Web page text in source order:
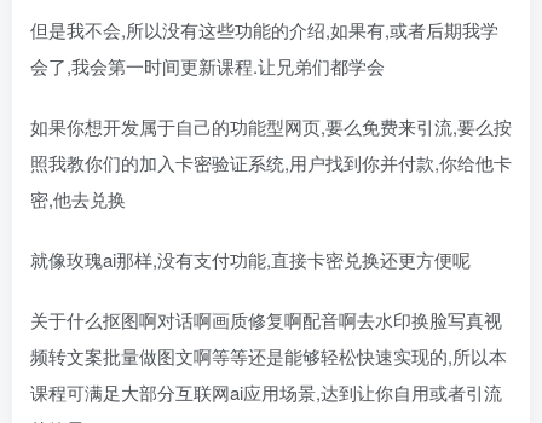
但是我不会,所以没有这些功能的介绍,如果有,或者后期我学
会了,我会第一时间更新课程.让兄弟们都学会
如果你想开发属于自己的功能型网页,要么免费来引流,要么按
照我教你们的加入卡密验证系统,用户找到你并付款,你给他卡
密,他去兑换
就像玫瑰ai那样,没有支付功能,直接卡密兑换还更方便呢
关于什么抠图啊对话啊画质修复啊配音啊去水印换脸写真视
频转文案批量做图文啊等等还是能够轻松快速实现的,所以本
课程可满足大部分互联网ai应用场景,达到让你自用或者引流